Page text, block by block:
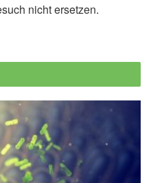
ganzheitlicher Therapie,
2016
compact -
Praxis, Thieme Verlag, 3.
Erkrankungen der
Ahlbrecht Verlag, 1.
nicht ersetzen.